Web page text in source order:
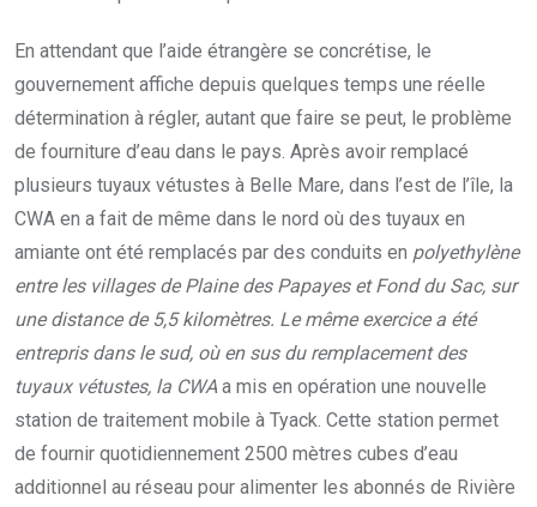
En attendant que l’aide étrangère se concrétise, le
gouvernement affiche depuis quelques temps une réelle
détermination à régler, autant que faire se peut, le problème
de fourniture d’eau dans le pays. Après avoir remplacé
plusieurs tuyaux vétustes à Belle Mare, dans l’est de l’île, la
CWA en a fait de même dans le nord où des tuyaux en
amiante ont été remplacés par des conduits en polyethylène
entre les villages de Plaine des Papayes et Fond du Sac, sur
une distance de 5,5 kilomètres. Le même exercice a été
entrepris dans le sud, où en sus du remplacement des
tuyaux vétustes, la CWA a mis en opération une nouvelle
station de traitement mobile à Tyack. Cette station permet
de fournir quotidiennement 2500 mètres cubes d’eau
additionnel au réseau pour alimenter les abonnés de Rivière